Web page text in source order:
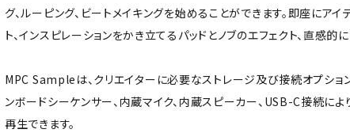
グ、ルーピング、ビートメイキングを始めることができます。即座に
ト、インスピレーションをかき立てるパッドとノブのエフェクト、直感
MPC Sampleは、クリエイターに必要なストレージ及び接続オプショ
ンボードシーケンサー、内蔵マイク、内蔵スピーカー、USB-C接続に
再生できます。